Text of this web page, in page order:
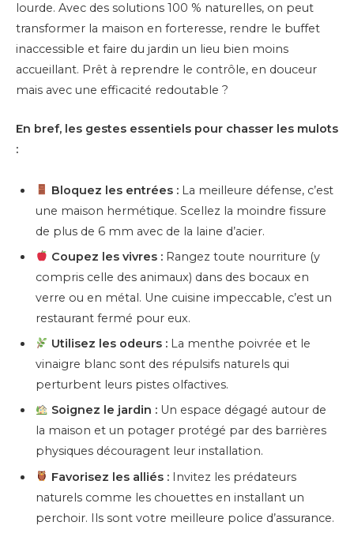
lourde. Avec des solutions 100 % naturelles, on peut
transformer la maison en forteresse, rendre le buffet
inaccessible et faire du jardin un lieu bien moins
accueillant. Prêt à reprendre le contrôle, en douceur
mais avec une efficacité redoutable ?
En bref, les gestes essentiels pour chasser les mulots
:
Bloquez les entrées : La meilleure défense, c’est
une maison hermétique. Scellez la moindre fissure
de plus de 6 mm avec de la laine d’acier.
Coupez les vivres : Rangez toute nourriture (y
compris celle des animaux) dans des bocaux en
verre ou en métal. Une cuisine impeccable, c’est un
restaurant fermé pour eux.
Utilisez les odeurs : La menthe poivrée et le
vinaigre blanc sont des répulsifs naturels qui
perturbent leurs pistes olfactives.
Soignez le jardin : Un espace dégagé autour de
la maison et un potager protégé par des barrières
physiques découragent leur installation.
Favorisez les alliés : Invitez les prédateurs
naturels comme les chouettes en installant un
perchoir. Ils sont votre meilleure police d’assurance.